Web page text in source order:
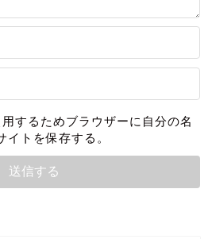
するためブラウザーに自分の名
トを保存する。